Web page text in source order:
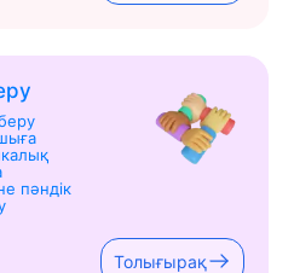
пәндік
Толығырақ